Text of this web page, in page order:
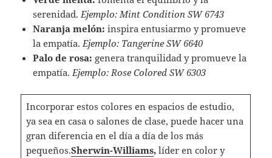
serenidad.Ejemplo:Mint Condition SW 6743
Naranja melón:inspira entusiarmo y promueve
la empatía.Ejemplo: Tangerine SW 6640
Palo de rosa: genera tranquilidad y promueve la
empatía.Ejemplo: Rose Colored SW 6303
Incorporar estos colores en espacios de estudio,
ya sea en casa o salones de clase, puede hacer una
gran diferencia en el día a día de los más
pequeños.Sherwin-Williams,líder en color y